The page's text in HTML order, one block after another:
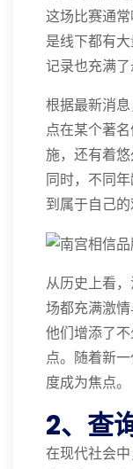
这场比赛通
是线下都有
记录也充满了
根据最新消
点在某个著
施，还有着悠
同时，不同
到属于自己的
从历史上看
场都充满激
他们增添了
点。随着新
度成为焦点。
2、查
在现代社会中